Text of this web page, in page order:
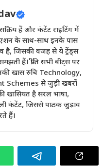
सक्रिय हैं और कंटेंट राइटिंग में
के साथ-साथ इनके पास
है, जिसकी वजह से ये ट्रेंड्स
हैं। प्रीति सभी बीट्स पर
खास रुचि Technology,
Schemes से जुड़ी खबरों
है सरल भाषा,
कंटेंट, जिससे पाठक जुड़ाव
हैं।